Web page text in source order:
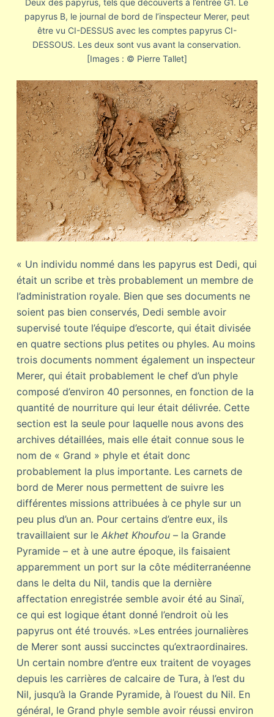
Deux des papyrus, tels que découverts à l’entrée G1. Le
papyrus B, le journal de bord de l’inspecteur Merer, peut
être vu CI-DESSUS avec les comptes papyrus CI-
DESSOUS. Les deux sont vus avant la conservation.
[Images : © Pierre Tallet]
« Un individu nommé dans les papyrus est Dedi, qui
était un scribe et très probablement un membre de
l’administration royale. Bien que ses documents ne
soient pas bien conservés, Dedi semble avoir
supervisé toute l’équipe d’escorte, qui était divisée
en quatre sections plus petites ou phyles. Au moins
trois documents nomment également un inspecteur
Merer, qui était probablement le chef d’un phyle
composé d’environ 40 personnes, en fonction de la
quantité de nourriture qui leur était délivrée. Cette
section est la seule pour laquelle nous avons des
archives détaillées, mais elle était connue sous le
nom de « Grand » phyle et était donc
probablement la plus importante. Les carnets de
bord de Merer nous permettent de suivre les
différentes missions attribuées à ce phyle sur un
peu plus d’un an. Pour certains d’entre eux, ils
travaillaient sur le Akhet Khoufou– la Grande
Pyramide – et à une autre époque, ils faisaient
apparemment un port sur la côte méditerranéenne
dans le delta du Nil, tandis que la dernière
affectation enregistrée semble avoir été au Sinaï,
ce qui est logique étant donné l’endroit où les
papyrus ont été trouvés. »Les entrées journalières
de Merer sont aussi succinctes qu’extraordinaires.
Un certain nombre d’entre eux traitent de voyages
depuis les carrières de calcaire de Tura, à l’est du
Nil, jusqu’à la Grande Pyramide, à l’ouest du Nil. En
général, le Grand phyle semble avoir réussi environ